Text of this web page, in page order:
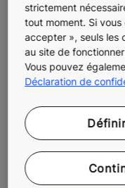
strictement
tout moment. Si
accepter », seuls les
au site de
Vous pouvez
Déclaration de